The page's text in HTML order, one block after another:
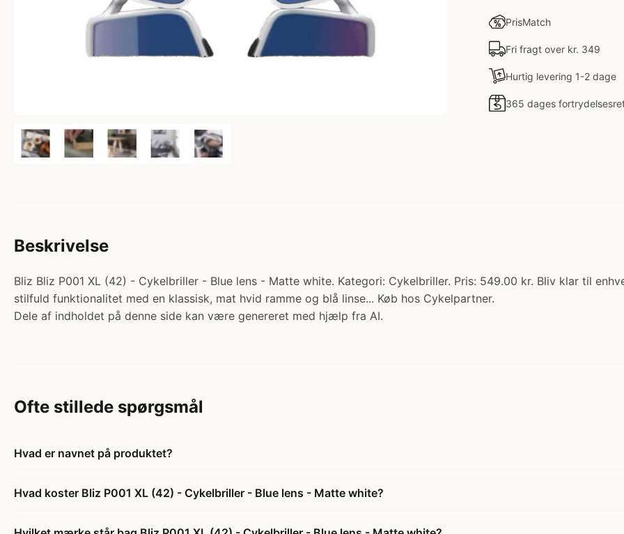
PrisMatch
Fri fragt over kr. 349
Hurtig levering 1-2 dage
365 dages
Beskrivelse
Bliz Bliz P001 XL (42) - Cykelbriller - Blue lens - Matte white. Kategori: Cykelbriller. Pris: 549.00 kr. Bliv klar til
stilfuld funktionalitet med en klassisk, mat hvid ramme og blå linse... Køb hos Cykelpartner.
Dele af indholdet på denne side kan være genereret med hjælp fra AI.
Ofte stillede spørgsmål
Hvad er navnet på produktet?
Hvad koster Bliz P001 XL (42) - Cykelbriller - Blue lens - Matte white?